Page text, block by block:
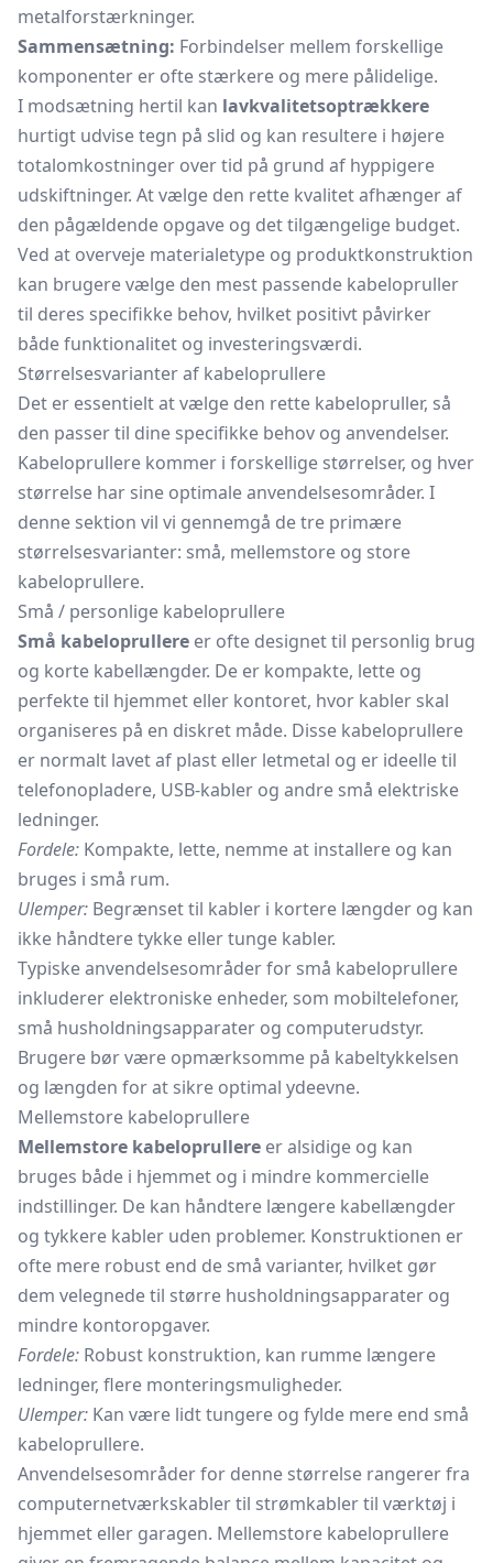
metalforstærkninger.
Sammensætning: Forbindelser mellem forskellige
komponenter er ofte stærkere og mere pålidelige.
I modsætning hertil kan lavkvalitetsoptrækkere
hurtigt udvise tegn på slid og kan resultere i højere
totalomkostninger over tid på grund af hyppigere
udskiftninger. At vælge den rette kvalitet afhænger af
den pågældende opgave og det tilgængelige budget.
Ved at overveje materialetype og produktkonstruktion
kan brugere vælge den mest passende kabelopruller
til deres specifikke behov, hvilket positivt påvirker
både funktionalitet og investeringsværdi.
Størrelsesvarianter af kabeloprullere
Det er essentielt at vælge den rette kabelopruller, så
den passer til dine specifikke behov og anvendelser.
Kabeloprullere kommer i forskellige størrelser, og hver
størrelse har sine optimale anvendelsesområder. I
denne sektion vil vi gennemgå de tre primære
størrelsesvarianter: små, mellemstore og store
kabeloprullere.
Små / personlige kabeloprullere
Små kabeloprullere er ofte designet til personlig brug
og korte kabellængder. De er kompakte, lette og
perfekte til hjemmet eller kontoret, hvor kabler skal
organiseres på en diskret måde. Disse kabeloprullere
er normalt lavet af plast eller letmetal og er ideelle til
telefonopladere, USB-kabler og andre små elektriske
ledninger.
Fordele: Kompakte, lette, nemme at installere og kan
bruges i små rum.
Ulemper: Begrænset til kabler i kortere længder og kan
ikke håndtere tykke eller tunge kabler.
Typiske anvendelsesområder for små kabeloprullere
inkluderer elektroniske enheder, som mobiltelefoner,
små husholdningsapparater og computerudstyr.
Brugere bør være opmærksomme på kabeltykkelsen
og længden for at sikre optimal ydeevne.
Mellemstore kabeloprullere
Mellemstore kabeloprullere er alsidige og kan
bruges både i hjemmet og i mindre kommercielle
indstillinger. De kan håndtere længere kabellængder
og tykkere kabler uden problemer. Konstruktionen er
ofte mere robust end de små varianter, hvilket gør
dem velegnede til større husholdningsapparater og
mindre kontoropgaver.
Fordele: Robust konstruktion, kan rumme længere
ledninger, flere monteringsmuligheder.
Ulemper: Kan være lidt tungere og fylde mere end små
kabeloprullere.
Anvendelsesområder for denne størrelse rangerer fra
computernetværkskabler til strømkablertil værktøj i
hjemmet eller garagen. Mellemstore kabeloprullere